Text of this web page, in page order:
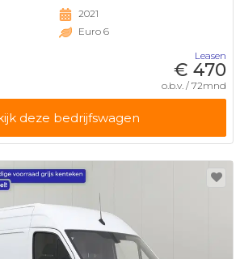
2021
Euro 6
Leasen
€ 470
o.b.v. / 72mnd
deze bedrijfswagen